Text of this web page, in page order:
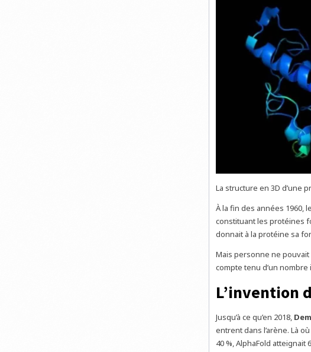
La structure en 3D d’une
À la fin des années 1960,
constituant les protéines
donnait à la protéine sa
Mais personne ne
compte tenu d’un
L’invention
Jusqu’à ce qu’en 2018,
entrent dans l’arène. Là
40 %, AlphaFold atteignait